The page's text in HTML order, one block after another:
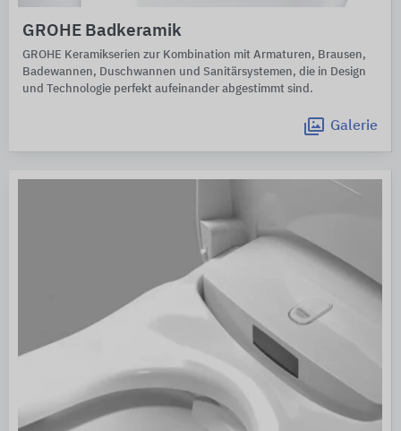
GROHE Badkeramik
GROHE Keramikserien zur Kombination mit Armaturen, Brausen,
Badewannen, Duschwannen und Sanitärsystemen, die in Design
und Technologie perfekt aufeinander abgestimmt sind.
Galerie